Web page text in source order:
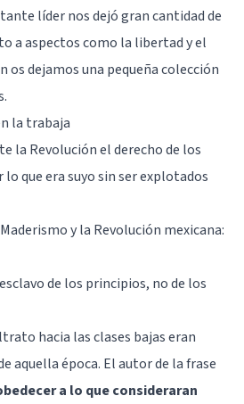
líder nos dejó gran cantidad de
a aspectos como la libertad y el
os dejamos una pequeña colección
la trabaja
la Revolución el derecho de los
que era suyo sin ser explotados
y la Revolución mexicana:
de los principios, no de los
hacia las clases bajas eran
aquella época. El autor de la frase
a lo que consideraran